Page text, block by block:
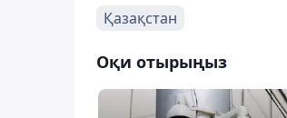
Қазақстан
Оқи отырыңыз